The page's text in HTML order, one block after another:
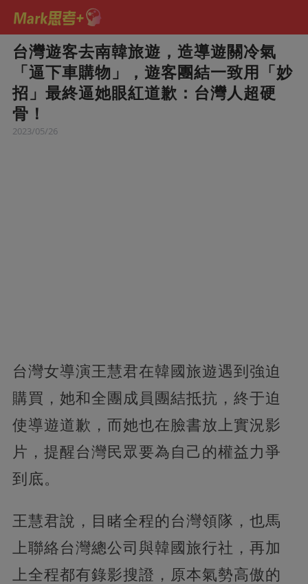
台灣遊客去南韓旅遊，造導遊關冷氣
「逼下車購物」，遊客團結一致用「妙
招」最終逼她眼紅道歉：台灣人超硬
骨！
2023/05/26
台灣女導演王慧君在韓國旅遊遇到強迫
購買，她和全團成員團結抵抗，終于迫
使導遊道歉，而她也在臉書放上實況影
片，提醒台灣民眾要為自己的權益力爭
到底。
王慧君說，目睹全程的台灣領隊，也馬
上聯絡台灣總公司與韓國旅行社，再加
上全程都有錄影搜證，原本氣勢高傲的